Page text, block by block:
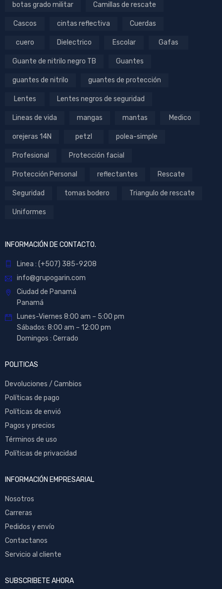
botas grado militar Camillas de rescate
Cascos cintas reflectiva Cuerdas
cuero Dielectrico Escolar Gafas
Guante de nitrilo negro TB Guantes
guantes de nitrilo guantes de protección
Lentes Lentes negros de seguridad
Lineas de vida mangas mantas Medico
orejeras 14N petzl polea-simple
Profesional Protección facial
Protección Personal reflectantes Rescate
Seguridad tomas bodero Triangulo de rescate
Uniformes
INFORMACIÓN DE CONTACTO.
Linea : (+507) 385-9208
info@grupogarin.com
Ciudad de Panamá
Panamá
Lunes-Viernes 8:00 am – 5:00 pm
Sábados: 8:00 am – 12:00 pm
Domingos : Cerrado
POLITICAS
Devoluciones / Cambios
Políticas de pago
Políticas de envió
Pagos y precios
Términos de uso
Políticas de privacidad
INFORMACIÓN EMPRESARIAL
Nosotros
Carreras
Pedidos y envío
Contactanos
Servicio al cliente
SUBSCRIBETE AHORA